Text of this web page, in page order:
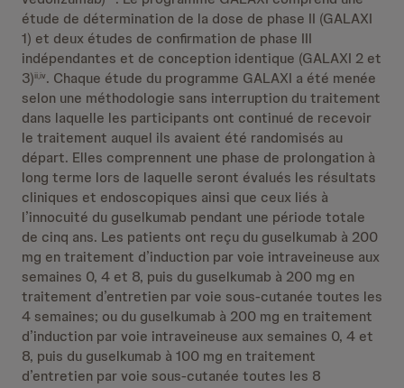
étude de détermination de la dose de phase II (GALAXI
1) et deux études de confirmation de phase III
indépendantes et de conception identique (GALAXI 2 et
3)ii,iv. Chaque étude du programme GALAXI a été menée
selon une méthodologie sans interruption du traitement
dans laquelle les participants ont continué de recevoir
le traitement auquel ils avaient été randomisés au
départ. Elles comprennent une phase de prolongation à
long terme lors de laquelle seront évalués les résultats
cliniques et endoscopiques ainsi que ceux liés à
l’innocuité du guselkumab pendant une période totale
de cinq ans. Les patients ont reçu du guselkumab à 200
mg en traitement d’induction par voie intraveineuse aux
semaines 0, 4 et 8, puis du guselkumab à 200 mg en
traitement d’entretien par voie sous-cutanée toutes les
4 semaines; ou du guselkumab à 200 mg en traitement
d’induction par voie intraveineuse aux semaines 0, 4 et
8, puis du guselkumab à 100 mg en traitement
d’entretien par voie sous-cutanée toutes les 8